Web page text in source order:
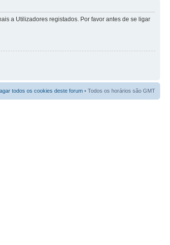
a Utilizadores registados. Por favor antes de se ligar
todos os cookies deste forum • Todos os horários são GMT